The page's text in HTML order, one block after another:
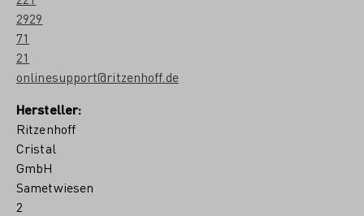
s
i
g
n
e
m
2929
71
21
onlinesupport@ritzenhoff.de
Hersteller:
Ritzenhoff
Cristal
GmbH
Sametwiesen
2